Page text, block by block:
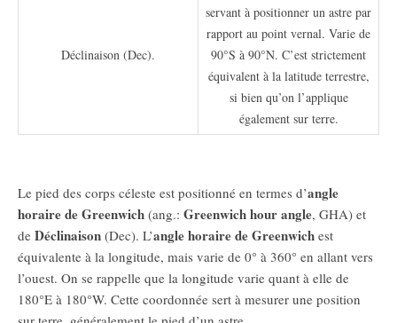
Déclinaison (Dec).
servant à positionner un astre par
rapport au point vernal. Varie de
90°S à 90°N. C’est strictement
équivalent à la latitude terrestre,
si bien qu’on l’applique
également sur terre.
Le pied des corps céleste est positionné en termes d’angle
horaire de Greenwich (ang.: Greenwich hour angle, GHA) et
de Déclinaison (Dec). L’angle horaire de Greenwich est
équivalente à la longitude, mais varie de 0° à 360° en allant vers
l’ouest. On se rappelle que la longitude varie quant à elle de
180°E à 180°W. Cette coordonnée sert à mesurer une position